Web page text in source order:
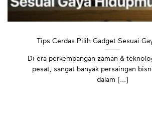
Tips Cerdas Pilih Gadget Sesuai
Di era perkembangan zaman &
pesat, sangat banyak persaingan
dalam [...]